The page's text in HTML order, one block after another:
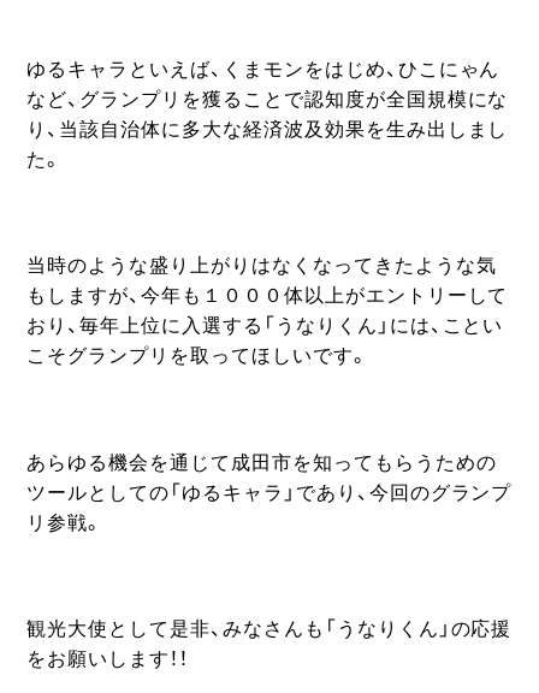
ゆるキャラといえば、くまモンをはじめ、ひこにゃん
など、グランプリを獲ることで認知度が全国規模にな
り、当該自治体に多大な経済波及効果を生み出しまし
た。
当時のような盛り上がりはなくなってきたような気
もしますが、今年も１０００体以上がエントリーして
おり、毎年上位に入選する「うなりくん」には、ことい
こそグランプリを取ってほしいです。
あらゆる機会を通じて成田市を知ってもらうための
ツールとしての「ゆるキャラ」であり、今回のグランプ
リ参戦。
観光大使として是非、みなさんも「うなりくん」の応援
をお願いします！！